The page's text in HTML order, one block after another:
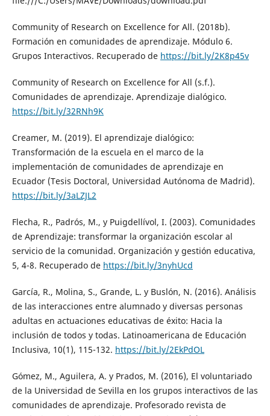
Community of Research on Excellence for All. (2018b).
Formación en comunidades de aprendizaje. Módulo 6.
Grupos Interactivos. Recuperado de https://bit.ly/2K8p45v
Community of Research on Excellence for All (s.f.).
Comunidades de aprendizaje. Aprendizaje dialógico.
https://bit.ly/32RNh9K
Creamer, M. (2019). El aprendizaje dialógico:
Transformación de la escuela en el marco de la
implementación de comunidades de aprendizaje en
Ecuador (Tesis Doctoral, Universidad Autónoma de Madrid).
https://bit.ly/3aLZJL2
Flecha, R., Padrós, M., y Puigdellívol, I. (2003). Comunidades
de Aprendizaje: transformar la organización escolar al
servicio de la comunidad. Organización y gestión educativa,
5, 4-8. Recuperado de https://bit.ly/3nyhUcd
García, R., Molina, S., Grande, L. y Buslón, N. (2016). Análisis
de las interacciones entre alumnado y diversas personas
adultas en actuaciones educativas de éxito: Hacia la
inclusión de todos y todas. Latinoamericana de Educación
Inclusiva, 10(1), 115-132. https://bit.ly/2EkPdOL
Gómez, M., Aguilera, A. y Prados, M. (2016), El voluntariado
de la Universidad de Sevilla en los grupos interactivos de las
comunidades de aprendizaje. Profesorado revista de